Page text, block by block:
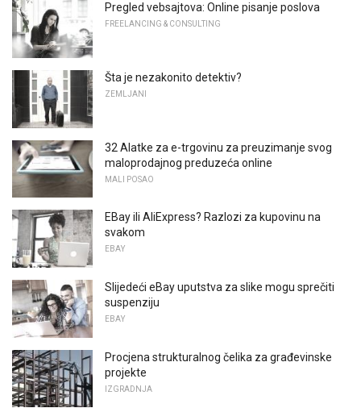
Pregled vebsajtova: Online pisanje poslova
FREELANCING & CONSULTING
Šta je nezakonito detektiv?
ZEMLJANI
32 Alatke za e-trgovinu za preuzimanje svog
maloprodajnog preduzeća online
MALI POSAO
EBay ili AliExpress? Razlozi za kupovinu na
svakom
EBAY
Slijedeći eBay uputstva za slike mogu sprečiti
suspenziju
EBAY
Procjena strukturalnog čelika za građevinske
projekte
IZGRADNJA